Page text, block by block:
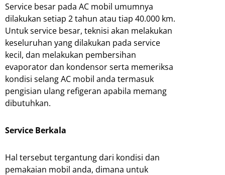
Service besar pada AC mobil umumnya
dilakukan setiap 2 tahun atau tiap 40.000 km.
Untuk service besar, teknisi akan melakukan
keseluruhan yang dilakukan pada service
kecil, dan melakukan pembersihan
evaporator dan kondensor serta memeriksa
kondisi selang AC mobil anda termasuk
pengisian ulang refigeran apabila memang
dibutuhkan.
Service Berkala
Hal tersebut tergantung dari kondisi dan
pemakaian mobil anda, dimana untuk